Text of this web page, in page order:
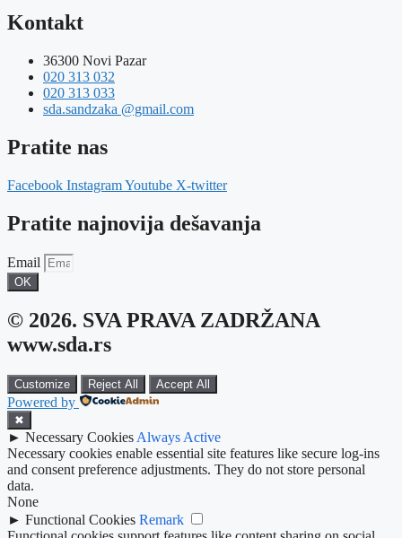
Kontakt
36300 Novi Pazar
020 313 032
020 313 033
sda.sandzaka @gmail.com
Pratite nas
Facebook InstagramYoutube X-twitter
Pratite najnovija dešavanja
Email
OK
© 2026. SVA PRAVA ZADRŽANA
www.sda.rs
Customize Reject All Accept All
Powered by
✖
► Necessary Cookies Always Active
Necessary cookies enable essential site features like secure log-ins
and consent preference adjustments. They do not store personal
data.
None
► Functional Cookies Remark